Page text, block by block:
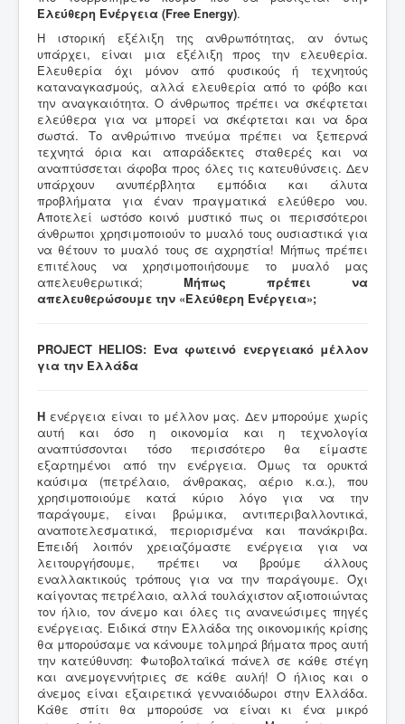
Ελεύθερη Ενέργεια (Free Energy).
Η ιστορική εξέλιξη της ανθρωπότητας, αν όντως
υπάρχει, είναι μια εξέλιξη προς την ελευθερία.
Ελευθερία όχι μόνον από φυσικούς ή τεχνητούς
καταναγκασμούς, αλλά ελευθερία από το φόβο και
την αναγκαιότητα. Ο άνθρωπος πρέπει να σκέφτεται
ελεύθερα για να μπορεί να σκέφτεται και να δρα
σωστά. Το ανθρώπινο πνεύμα πρέπει να ξεπερνά
τεχνητά όρια και απαράδεκτες σταθερές και να
αναπτύσσεται άφοβα προς όλες τις κατευθύνσεις. Δεν
υπάρχουν ανυπέρβλητα εμπόδια και άλυτα
προβλήματα για έναν πραγματικά ελεύθερο νου.
Αποτελεί ωστόσο κοινό μυστικό πως οι περισσότεροι
άνθρωποι χρησιμοποιούν το μυαλό τους ουσιαστικά για
να θέτουν το μυαλό τους σε αχρηστία! Μήπως πρέπει
επιτέλους να χρησιμοποιήσουμε το μυαλό μας
απελευθερωτικά; Μήπως πρέπει να
απελευθερώσουμε την «Ελεύθερη Ενέργεια»;
PROJECT HELIOS: Ένα φωτεινό ενεργειακό μέλλον
για την Ελλάδα
Η ενέργεια είναι το μέλλον μας. Δεν μπορούμε χωρίς
αυτή και όσο η οικονομία και η τεχνολογία
αναπτύσσονται τόσο περισσότερο θα είμαστε
εξαρτημένοι από την ενέργεια. Όμως τα ορυκτά
καύσιμα (πετρέλαιο, άνθρακας, αέριο κ.α.), που
χρησιμοποιούμε κατά κύριο λόγο για να την
παράγουμε, είναι βρώμικα, αντιπεριβαλλοντικά,
αναποτελεσματικά, περιορισμένα και πανάκριβα.
Επειδή λοιπόν χρειαζόμαστε ενέργεια για να
λειτουργήσουμε, πρέπει να βρούμε άλλους
εναλλακτικούς τρόπους για να την παράγουμε. Όχι
καίγοντας πετρέλαιο, αλλά τουλάχιστον αξιοποιώντας
τον ήλιο, τον άνεμο και όλες τις ανανεώσιμες πηγές
ενέργειας. Ειδικά στην Ελλάδα της οικονομικής κρίσης
θα μπορούσαμε να κάνουμε τολμηρά βήματα προς αυτή
την κατεύθυνση: Φωτοβολταϊκά πάνελ σε κάθε στέγη
και ανεμογεννήτριες σε κάθε αυλή! Ο ήλιος και ο
άνεμος είναι εξαιρετικά γενναιόδωροι στην Ελλάδα.
Κάθε σπίτι θα μπορούσε να είναι κι ένα μικρό